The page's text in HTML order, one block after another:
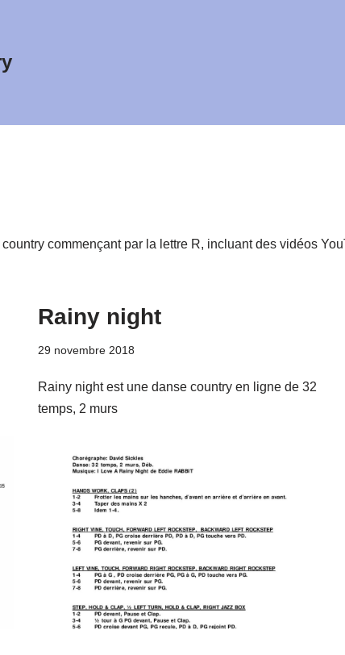
commençant par la lettre R, incluant des vidéos
Rainy night
29 novembre 2018
Rainy night est une danse country en ligne de 32
temps, 2 murs